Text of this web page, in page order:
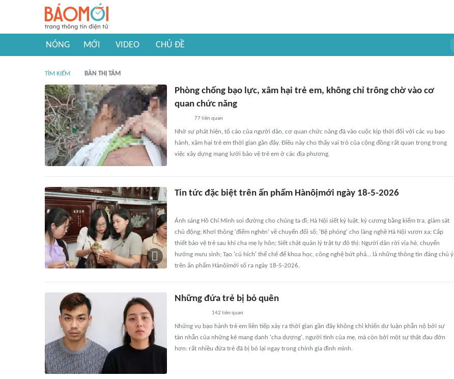
NÓNG MỚI VIDEO CHỦ ĐỀ
TÌM KIẾM BÀN THỊ TÂM
Phòng chống bạo lực, xâm hại trẻ em, không chỉ trông chờ vào cơ
quan chức năng
77 liên quan
Nhờ sự phát hiện, tố cáo của người dân, cơ quan chức năng đã vào cuộc kịp thời đối với các vụ bạo
hành, xâm hại trẻ em thời gian gần đây. Điều này cho thấy vai trò của cộng đồng rất quan trọng trong
việc xây dựng mạng lưới bảo vệ trẻ em ở các địa phương.
Tin tức đặc biệt trên ấn phẩm Hànôịmới ngày 18-5-2026
Ánh sáng Hồ Chí Minh soi đường cho chúng ta đi; Hà Nội siết kỷ luật, kỷ cương bằng kiểm tra, giám sát
chủ động; Khơi thông 'điểm nghẽn' về chuyển đổi số; 'Bệ phóng' cho làng nghề Hà Nội vươn xa; Cấp
thiết bảo vệ trẻ sau khi cha mẹ ly hôn; Siết chặt quản lý trật tự đô thị: Người dân rời vỉa hè, chuyển
hướng mưu sinh; Tạo 'cú hích' thể chế để khoa học, công nghệ bứt phá… là những thông tin đáng chú ý
trên ấn phẩm Hànôịmới số ra ngày 18-5-2026.
Những đứa trẻ bị bỏ quên
142 liên quan
Những vụ bạo hành trẻ em liên tiếp xảy ra thời gian gần đây không chỉ khiến dư luận phẫn nộ bởi sự
tàn nhẫn của những kẻ mang danh 'cha dượng', người tình của mẹ, mà còn bởi một sự thật đau đớn
hơn: rất nhiều đứa trẻ đã bị bỏ lại ngay trong chính gia đình mình.